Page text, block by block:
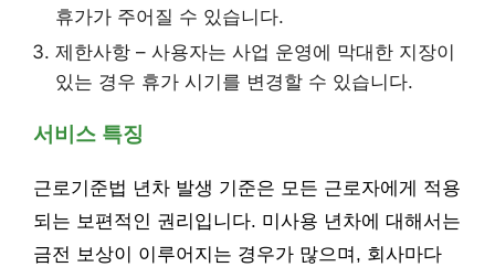
휴가가 주어질 수 있습니다.
제한사항 – 사용자는 사업 운영에 막대한 지장이
있는 경우 휴가 시기를 변경할 수 있습니다.
서비스 특징
근로기준법 년차 발생 기준은 모든 근로자에게 적용
되는 보편적인 권리입니다. 미사용 년차에 대해서는
금전 보상이 이루어지는 경우가 많으며, 회사마다